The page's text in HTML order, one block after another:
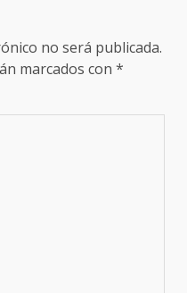
no será publicada.
marcados con *